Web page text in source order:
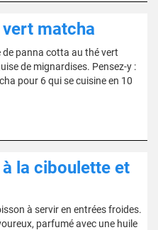
vert matcha
panna cotta au thé vert
de mignardises. Pensez-y :
pour 6 qui se cuisine en 10
la ciboulette et
à servir en entrées froides.
parfumé avec une huile